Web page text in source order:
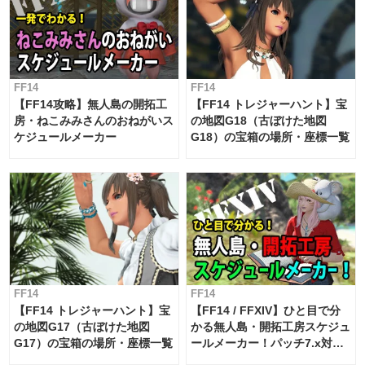
FF14
【FF14攻略】無人島の開拓工
房・ねこみみさんのおねがいス
ケジュールメーカー
FF14
【FF14 トレジャーハント】宝
の地図G18（古ぼけた地図
G18）の宝箱の場所・座標一覧
FF14
【FF14 トレジャーハント】宝
の地図G17（古ぼけた地図
G17）の宝箱の場所・座標一覧
FF14
【FF14 / FFXIV】ひと目で分
かる無人島・開拓工房スケジュ
ールメーカー！パッチ7.x対応